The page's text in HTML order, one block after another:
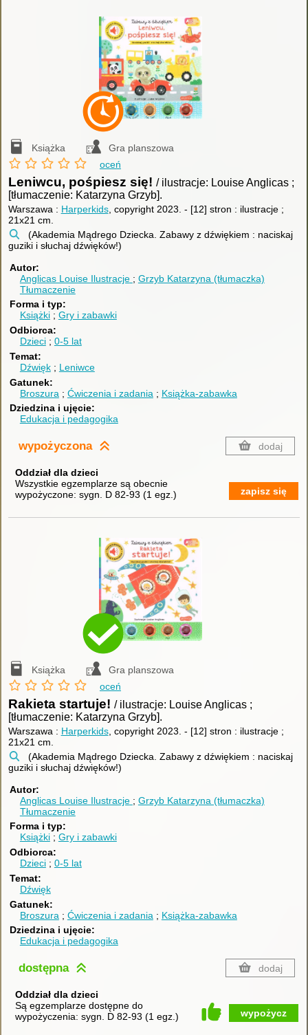
Książka
Gra planszowa
oceń
Leniwcu, pośpiesz się! / ilustracje: Louise Anglicas ;
[tłumaczenie: Katarzyna Grzyb].
Warszawa : Harperkids, copyright 2023. - [12] stron : ilustracje ;
21x21 cm.
(Akademia Mądrego Dziecka. Zabawy z dźwiękiem : naciskaj
guziki i słuchaj dźwięków!)
Autor
Anglicas Louise Ilustracje
Grzyb Katarzyna (tłumaczka)
Tłumaczenie
Forma i typ
Książki
Gry i zabawki
Odbiorca
Dzieci
0-5 lat
Temat
Dźwięk
Leniwce
Gatunek
Broszura
Ćwiczenia i zadania
Książka-zabawka
Dziedzina i ujęcie
Edukacja i pedagogika
wypożyczona dodaj
Oddział dla dzieci
Wszystkie egzemplarze są obecnie
wypożyczone: sygn. D 82-93 (1 egz.) zapisz się
Książka
Gra planszowa
oceń
Rakieta startuje! / ilustracje: Louise Anglicas ;
[tłumaczenie: Katarzyna Grzyb].
Warszawa : Harperkids, copyright 2023. - [12] stron : ilustracje ;
21x21 cm.
(Akademia Mądrego Dziecka. Zabawy z dźwiękiem : naciskaj
guziki i słuchaj dźwięków!)
Autor
Anglicas Louise Ilustracje
Grzyb Katarzyna (tłumaczka)
Tłumaczenie
Forma i typ
Książki
Gry i zabawki
Odbiorca
Dzieci
0-5 lat
Temat
Dźwięk
Gatunek
Broszura
Ćwiczenia i zadania
Książka-zabawka
Dziedzina i ujęcie
Edukacja i pedagogika
dostępna dodaj
Oddział dla dzieci
Są egzemplarze dostępne do
wypożyczenia: sygn. D 82-93 (1 egz.) wypożycz